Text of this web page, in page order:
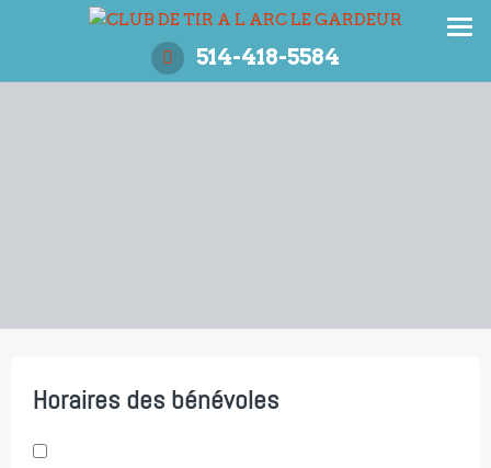
514-418-5584
Horaires des bénévoles